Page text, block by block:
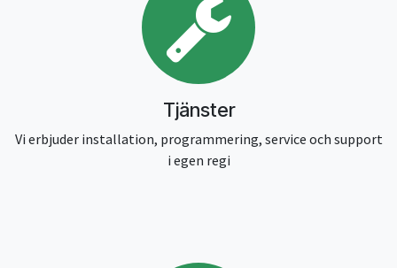
Tjänster
Vi erbjuder installation, programmering, service och support
i egen regi